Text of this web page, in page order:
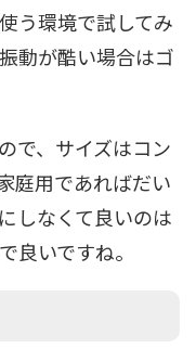
う環境で試してみ
動が酷い場合はゴ
で、サイズはコン
庭用であればだい
しなくて良いのは
良いですね。